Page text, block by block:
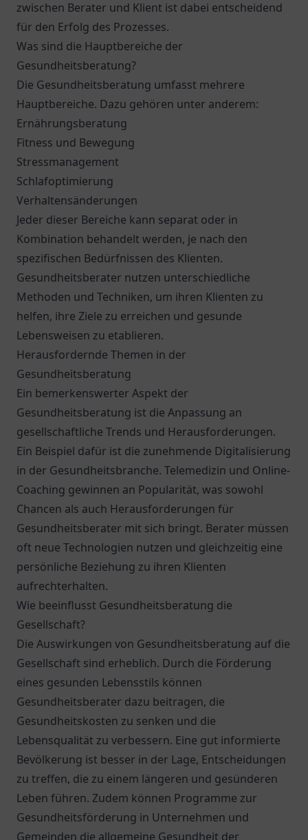
zwischen Berater und Klient ist dabei entscheidend
für den Erfolg des Prozesses.
Was sind die Hauptbereiche der
Gesundheitsberatung?
Die Gesundheitsberatung umfasst mehrere
Hauptbereiche. Dazu gehören unter anderem:
Ernährungsberatung
Fitness und Bewegung
Stressmanagement
Schlafoptimierung
Verhaltensänderungen
Jeder dieser Bereiche kann separat oder in
Kombination behandelt werden, je nach den
spezifischen Bedürfnissen des Klienten.
Gesundheitsberater nutzen unterschiedliche
Methoden und Techniken, um ihren Klienten zu
helfen, ihre Ziele zu erreichen und gesunde
Lebensweisen zu etablieren.
Herausfordernde Themen in der
Gesundheitsberatung
Ein bemerkenswerter Aspekt der
Gesundheitsberatung ist die Anpassung an
gesellschaftliche Trends und Herausforderungen.
Ein Beispiel dafür ist die zunehmende Digitalisierung
in der Gesundheitsbranche. Telemedizin und Online-
Coaching gewinnen an Popularität, was sowohl
Chancen als auch Herausforderungen für
Gesundheitsberater mit sich bringt. Berater müssen
oft neue Technologien nutzen und gleichzeitig eine
persönliche Beziehung zu ihren Klienten
aufrechterhalten.
Wie beeinflusst Gesundheitsberatung die
Gesellschaft?
Die Auswirkungen von Gesundheitsberatung auf die
Gesellschaft sind erheblich. Durch die Förderung
eines gesunden Lebensstils können
Gesundheitsberater dazu beitragen, die
Gesundheitskosten zu senken und die
Lebensqualität zu verbessern. Eine gut informierte
Bevölkerung ist besser in der Lage, Entscheidungen
zu treffen, die zu einem längeren und gesünderen
Leben führen. Zudem können Programme zur
Gesundheitsförderung in Unternehmen und
Gemeinden die allgemeine Gesundheit der